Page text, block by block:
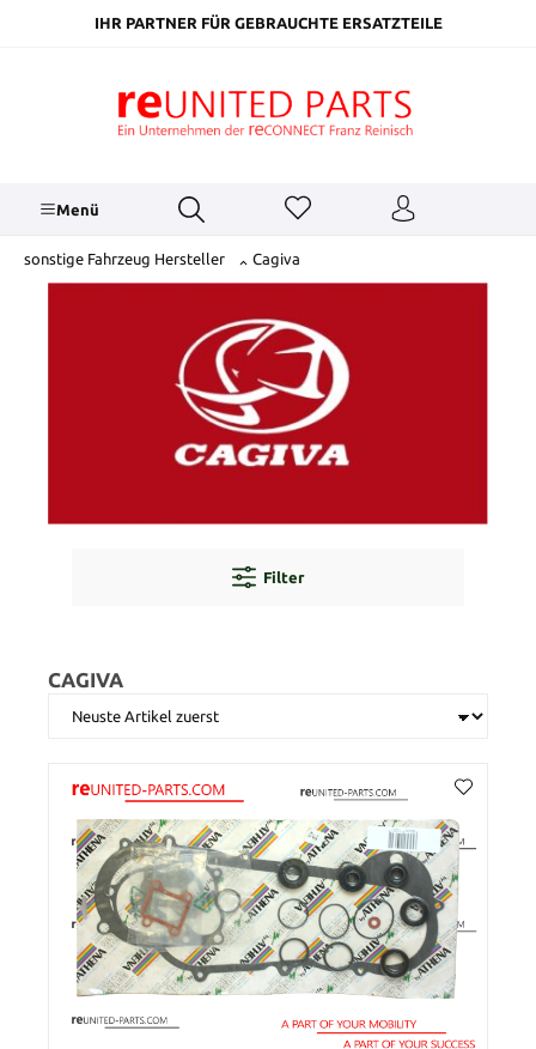
springenIHR PARTNER FÜR GEBRAUCHTE ERSATZTEILE
Menü
sonstige Fahrzeug Hersteller Cagiva
Filter
CAGIVA